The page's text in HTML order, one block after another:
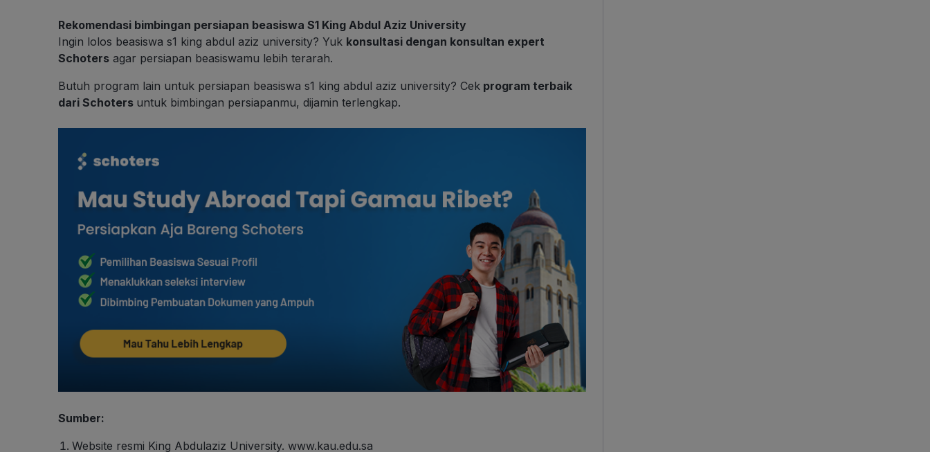
Rekomendasi bimbingan persiapan beasiswa S1 King Abdul Aziz University
Ingin lolos beasiswa s1 king abdul aziz university? Yuk konsultasi dengan konsultan expert
Schoters agar persiapan beasiswamu lebih terarah.
Butuh program lain untuk persiapan beasiswa s1 king abdul aziz university? Cek program terbaik
dari Schoters untuk bimbingan persiapanmu, dijamin terlengkap.
Sumber:
Website resmi King Abdulaziz University. www.kau.edu.sa